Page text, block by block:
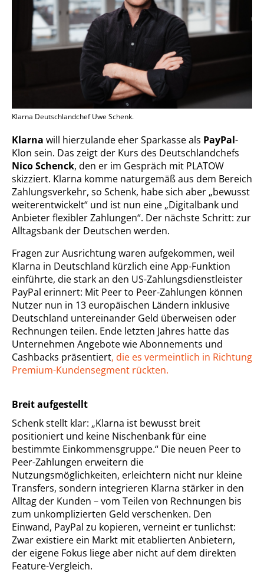
Klarna Deutschlandchef Uwe Schenk.
Klarna will hierzulande eher Sparkasse als PayPal-
Klon sein. Das zeigt der Kurs des Deutschlandchefs
Nico Schenck, den er im Gespräch mit PLATOW
skizziert. Klarna komme naturgemäß aus dem Bereich
Zahlungsverkehr, so Schenk, habe sich aber „bewusst
weiterentwickelt“ und ist nun eine „Digitalbank und
Anbieter flexibler Zahlungen“. Der nächste Schritt: zur
Alltagsbank der Deutschen werden.
Fragen zur Ausrichtung waren aufgekommen, weil
Klarna in Deutschland kürzlich eine App-Funktion
einführte, die stark an den US-Zahlungsdienstleister
PayPal erinnert: Mit Peer to Peer-Zahlungen können
Nutzer nun in 13 europäischen Ländern inklusive
Deutschland untereinander Geld überweisen oder
Rechnungen teilen. Ende letzten Jahres hatte das
Unternehmen Angebote wie Abonnements und
Cashbacks präsentiert, die es vermeintlich in Richtung
Premium-Kundensegment rückten.
Breit aufgestellt
Schenk stellt klar: „Klarna ist bewusst breit
positioniert und keine Nischenbank für eine
bestimmte Einkommensgruppe.“ Die neuen Peer to
Peer-Zahlungen erweitern die
Nutzungsmöglichkeiten, erleichtern nicht nur kleine
Transfers, sondern integrieren Klarna stärker in den
Alltag der Kunden – vom Teilen von Rechnungen bis
zum unkomplizierten Geld verschenken. Den
Einwand, PayPal zu kopieren, verneint er tunlichst:
Zwar existiere ein Markt mit etablierten Anbietern,
der eigene Fokus liege aber nicht auf dem direkten
Feature-Vergleich.